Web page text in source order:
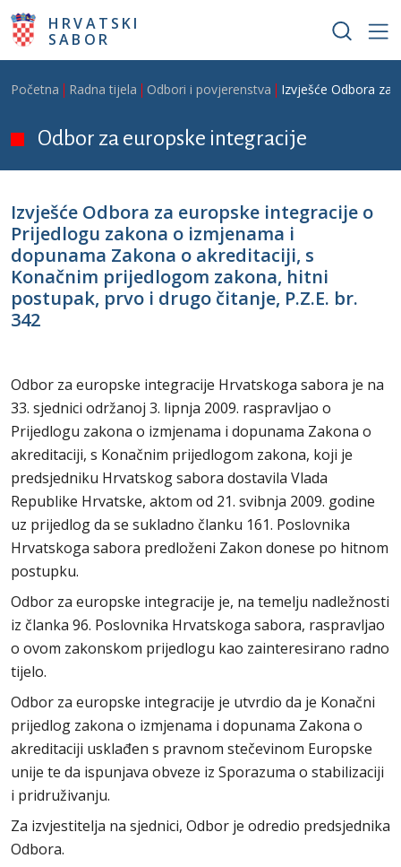
Skoči na glavni sadržaj
HRVATSKI
SABOR
Breadcrumb
Početna Radna tijela Odbori i povjerenstva Izvješće Odbora za
Odbor za europske integracije
Izvješće Odbora za europske integracije o
Prijedlogu zakona o izmjenama i
dopunama Zakona o akreditaciji, s
Konačnim prijedlogom zakona, hitni
postupak, prvo i drugo čitanje, P.Z.E. br.
342
Odbor za europske integracije Hrvatskoga sabora je na
33. sjednici održanoj 3. lipnja 2009. raspravljao o
Prijedlogu zakona o izmjenama i dopunama Zakona o
akreditaciji, s Konačnim prijedlogom zakona, koji je
predsjedniku Hrvatskog sabora dostavila Vlada
Republike Hrvatske, aktom od 21. svibnja 2009. godine
uz prijedlog da se sukladno članku 161. Poslovnika
Hrvatskoga sabora predloženi Zakon donese po hitnom
postupku.
Odbor za europske integracije je, na temelju nadležnosti
iz članka 96. Poslovnika Hrvatskoga sabora, raspravljao
o ovom zakonskom prijedlogu kao zainteresirano radno
tijelo.
Odbor za europske integracije je utvrdio da je Konačni
prijedlog zakona o izmjenama i dopunama Zakona o
akreditaciji usklađen s pravnom stečevinom Europske
unije te da ispunjava obveze iz Sporazuma o stabilizaciji
i pridruživanju.
Za izvjestitelja na sjednici, Odbor je odredio predsjednika
Odbora.